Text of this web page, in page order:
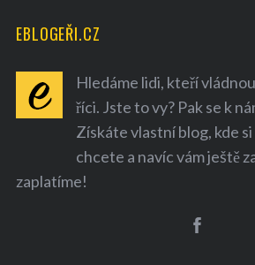
EBLOGEŘI.CZ
Hledáme lidi, kteří
říci. Jste to vy? Pak se k
Získáte vlastní blog, kde
chcete a navíc vám ještě
zaplatíme!